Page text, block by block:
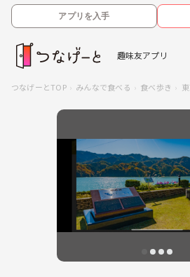
アプリを入手
趣味友アプリ
つなげーとTOP みんなで食べる 食べ歩き